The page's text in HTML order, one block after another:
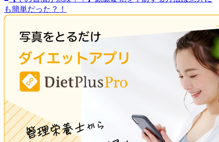
も簡単だった？！